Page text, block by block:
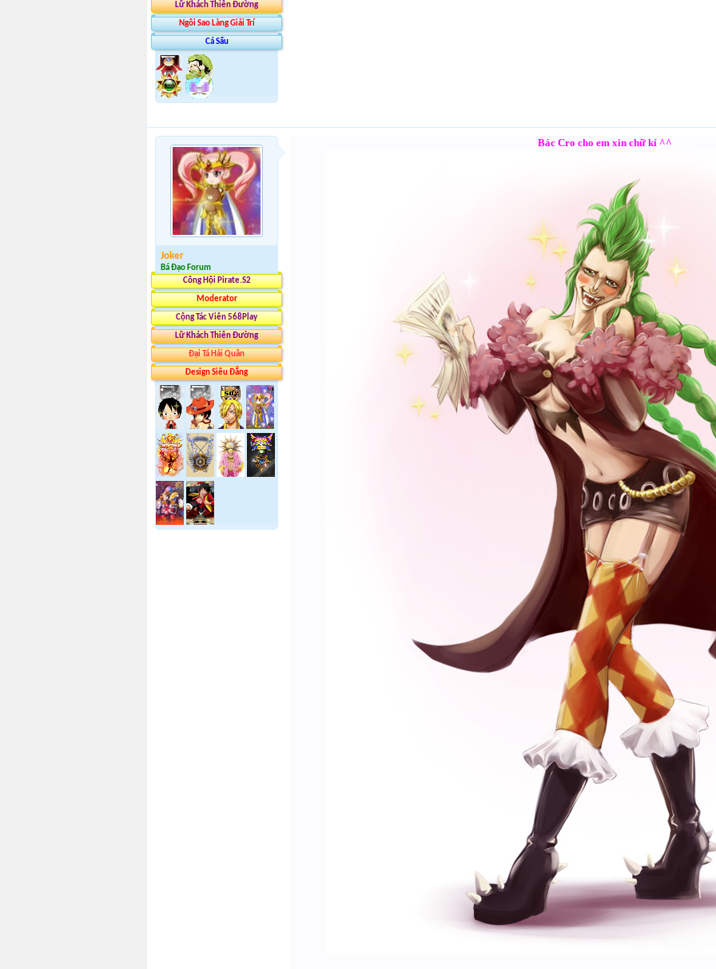
Lữ Khách Thiên Đường
Ngôi Sao Làng Giải Trí
Cá Sấu
Joker
Bá Đạo Forum
Công Hội Pirate.S2
Moderator
Cộng Tác Viên 568Play
Lữ Khách Thiên Đường
Đại Tá Hải Quân
Design Siêu Đẳng
Bác Cro cho em xin chữ kí ^^